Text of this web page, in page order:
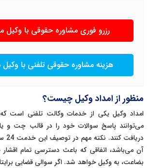
رزرو فوری مشاوره حقوقی با
هزینه مشاوره حقوقی تلفنی با
منظور از امداد وکیل چیست؟
امداد وکیل یکی از خدمات وکالت تلفنی است
می‌توانند پاسخ سوالات خود را در قالب چت و
آن می‌باشد، اتفاقی که باعث دسترسی تمام اقشار
بضاعت، به وکیل خواهد شد. اگر سوالی قضایی